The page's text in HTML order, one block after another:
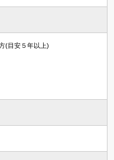
(目安５年以上)